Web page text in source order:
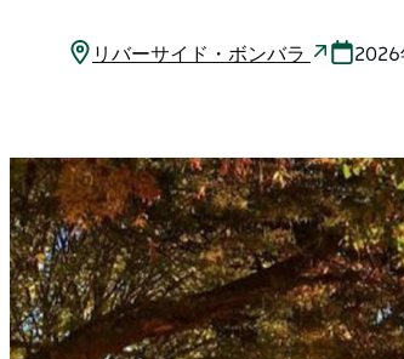
リバーサイド・ボンバラ 2026